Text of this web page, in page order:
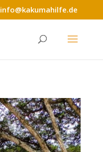
info@kakumahilfe.de